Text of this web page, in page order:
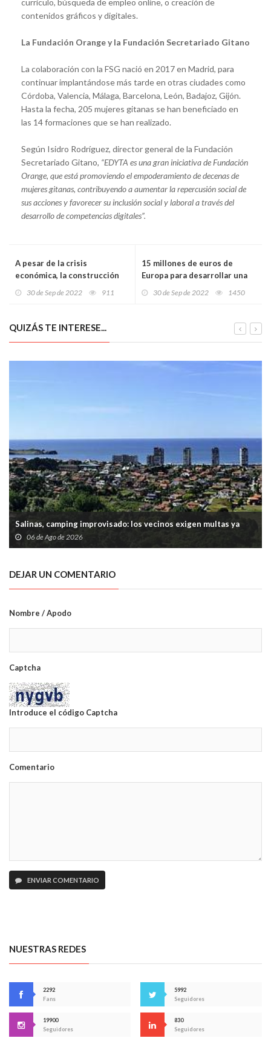
contenidos gráficos y digitales.
La Fundación Orange y la Fundación Secretariado Gitano
La colaboración con la FSG nació en 2017 en Madrid, para
continuar implantándose más tarde en otras ciudades como
Córdoba, Valencia, Málaga, Barcelona, León, Badajoz, Gijón.
Hasta la fecha, 205 mujeres gitanas se han beneficiado en
las 14 formaciones que se han realizado.
Según Isidro Rodríguez, director general de la Fundación
Secretariado Gitano, “EDYTA es una gran iniciativa de Fundación
Orange, que está promoviendo el empoderamiento de decenas de
mujeres gitanas, contribuyendo a aumentar la repercusión social de
sus acciones y favorecer su inclusión social y laboral a través del
desarrollo de competencias digitales”.
A pesar de la crisis
económica, la construcción
30 de Sep de 2022 911
15 millones de euros de
Europa para desarrollar una
anticipe terremotos,
30 de Sep de 2022 1450
QUIZÁS TE INTERESE...
Salinas, camping improvisado: los vecinos exigen multas ya
06 de Ago de 2026
DEJAR UN COMENTARIO
Nombre / Apodo
Captcha
Introduce el código Captcha
Comentario
ENVIAR COMENTARIO
NUESTRAS REDES
2292
Fans
5992
Seguidores
19900
Seguidores
830
Seguidores